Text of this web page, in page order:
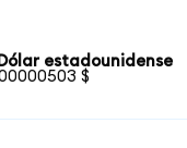
estadounidense
$